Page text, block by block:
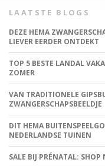
LAATSTE BLOGS
DEZE HEMA
LIEVER EERDER ONTDEKT
TOP 5 BESTE LANDAL
ZOMER
VAN TRADITIONELE
ZWANGERSCHAPSBEELDJE
DIT HEMA
NEDERLANDSE TUINEN
SALE BIJ PRÉNATAL: